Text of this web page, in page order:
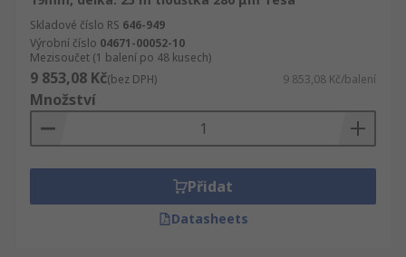
Skladové číslo RS 646-949
Výrobní číslo 04671-00052-10
Mezisoučet (1 balení po 48 kusech)
9 853,08 Kč(bez DPH) 9 853,08 Kč/balení
Množství
Přidat
Datasheets